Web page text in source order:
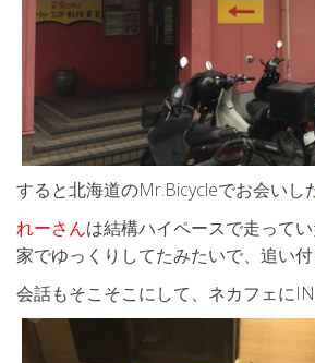
すると北海道のMr.Bicycleでお会いし
れーさんは結構ハイペースで走って
家でゆっくりしてたみたいで、追い付
会話もそこそこにして、ネカフェにIN